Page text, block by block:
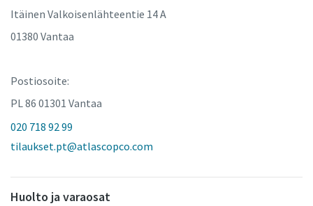
Itäinen Valkoisenlähteentie 14 A
01380 Vantaa
Postiosoite:
PL 86 01301 Vantaa
020 718 92 99
tilaukset.pt@atlascopco.com
Huolto ja varaosat